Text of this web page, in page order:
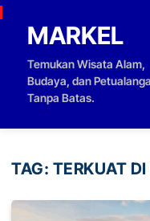
Skip to content
MARKEL
Temukan Wisata Alam,
Budaya, dan
Tanpa Batas.
TAG: TERKUAT DI